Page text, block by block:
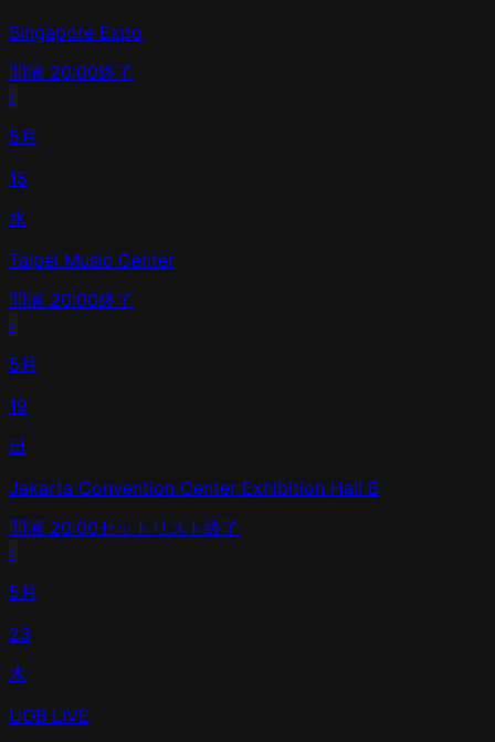
Singapore Expo
開演 20:00終了
›
5月
15
水
Taipei Music Center
開演 20:00終了
›
5月
19
日
Jakarta Convention Center Exhibition Hall B
開演 20:00セットリスト 終了
›
5月
23
木
UOB LIVE